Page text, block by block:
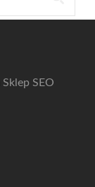
Sklep SEO